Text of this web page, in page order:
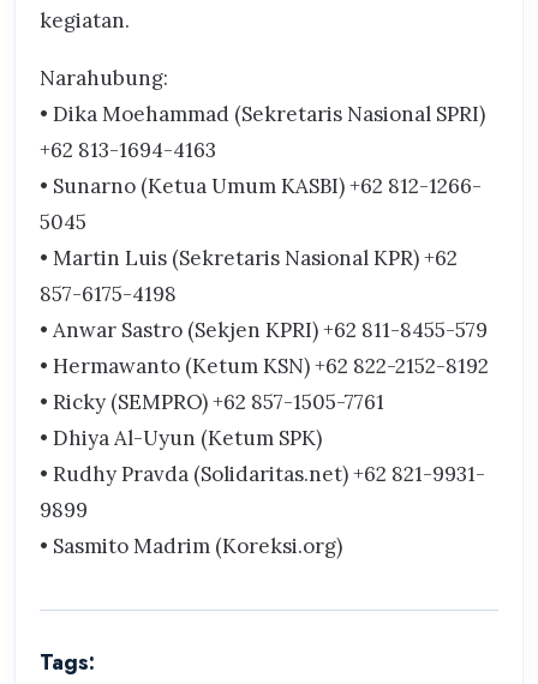
kegiatan.
Narahubung:
• Dika Moehammad (Sekretaris Nasional SPRI)
+62 813-1694-4163
• Sunarno (Ketua Umum KASBI) +62 812-1266-
5045
• Martin Luis (Sekretaris Nasional KPR) +62
857-6175-4198
• Anwar Sastro (Sekjen KPRI) +62 811-8455-579
• Hermawanto (Ketum KSN) +62 822-2152-8192
• Ricky (SEMPRO) +62 857-1505-7761
• Dhiya Al-Uyun (Ketum SPK)
• Rudhy Pravda (Solidaritas.net) +62 821-9931-
9899
• Sasmito Madrim (Koreksi.org)
Tags: